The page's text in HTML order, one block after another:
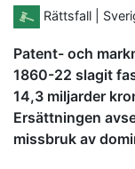
Rättsfall |
Patent- och
1860-22 slagit
14,3 miljarder
Ersättningen
missbruk av